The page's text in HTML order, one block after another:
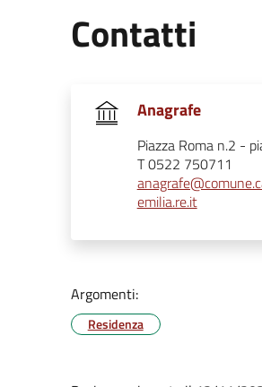
Contatti
Anagrafe
Piazza Roma n.2 -
T 0522 750711
emilia.re.it
Argomenti:
Residenza